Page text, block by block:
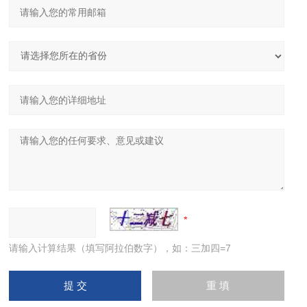
请输入计算结果（填写阿拉伯数字），如：三加四=7